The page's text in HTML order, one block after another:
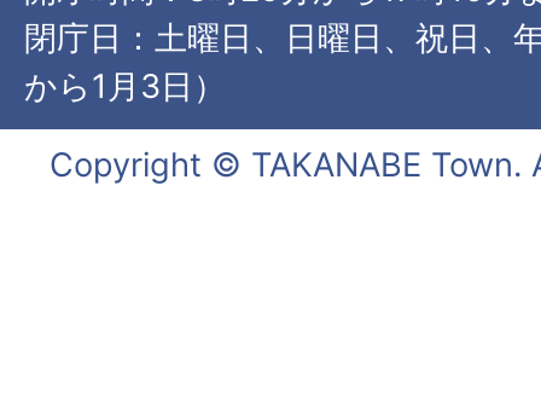
閉庁日：土曜日、日曜日、祝日、
から1月3日）
Copyright © TAKANABE Town.